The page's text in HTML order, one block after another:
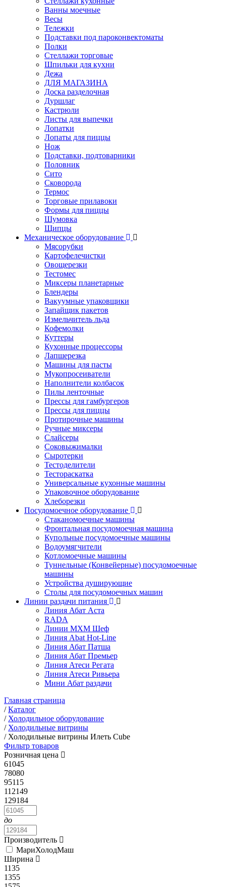
Ванны моечные
Весы
Тележки
Подставки под пароконвектоматы
Полки
Стеллажи торговые
Шпильки для кухни
Дежа
ДЛЯ МАГАЗИНА
Доска разделочная
Дуршлаг
Кастрюли
Листы для выпечки
Лопатки
Лопаты для пиццы
Нож
Подставки, подтоварники
Половник
Сито
Сковорода
Термос
Торговые прилавоки
Формы для пиццы
Шумовка
Щипцы
Механическое оборудование
Мясорубки
Картофелечистки
Овощерезки
Тестомес
Миксеры планетарные
Блендеры
Вакуумные упаковщики
Запайщик пакетов
Измельчитель льда
Кофемолки
Куттеры
Кухонные процессоры
Лапшерезка
Машины для пасты
Мукопросеиватели
Наполнители колбасок
Пилы ленточные
Прессы для гамбургеров
Прессы для пиццы
Протирочные машины
Ручные миксеры
Слайсеры
Соковыжималки
Сыротерки
Тестоделители
Тестораскатка
Универсальные кухонные машины
Упаковочное оборудование
Хлеборезки
Посудомоечное оборудование
Стаканомоечные машины
Фронтальная посудомоечная машина
Купольные посудомоечные машины
Водоумягчители
Котломоечные машины
Туннельные (Конвейерные) посудомоечные
машины
Устройства душирующие
Столы для посудомоечных машин
Линии раздачи питания
Линия Абат Аста
RADA
Линии МХМ Шеф
Линия Abat Hot-Line
Линия Абат Патша
Линия Абат Премьер
Линия Атеси Регата
Линия Атеси Ривьера
Мини Абат раздачи
Главная страница
/Каталог
/ Холодильное оборудование
/ Холодильные витрины
/ Холодильные витрины Илеть Cube
Фильтр товаров
Розничная цена
61045
78080
95115
112149
129184
до
Производитель
МариХолодМаш
Ширина
1135
1355